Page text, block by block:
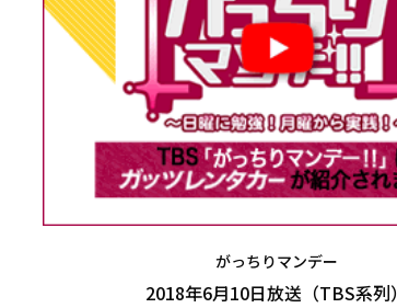
がっちりマンデー
2018年6月10日放送（TBS系列）